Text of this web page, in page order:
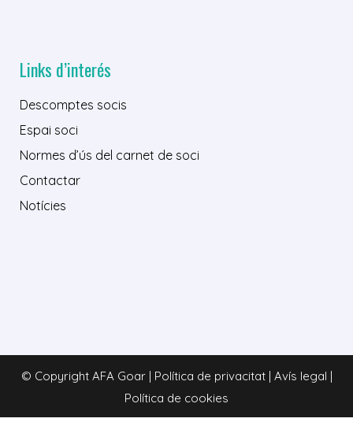
Links d’interés
Descomptes socis
Espai soci
Normes d’ús del carnet de soci
Contactar
Notícies
© Copyright AFA Goar | Política de privacitat | Avís legal |
Política de cookies